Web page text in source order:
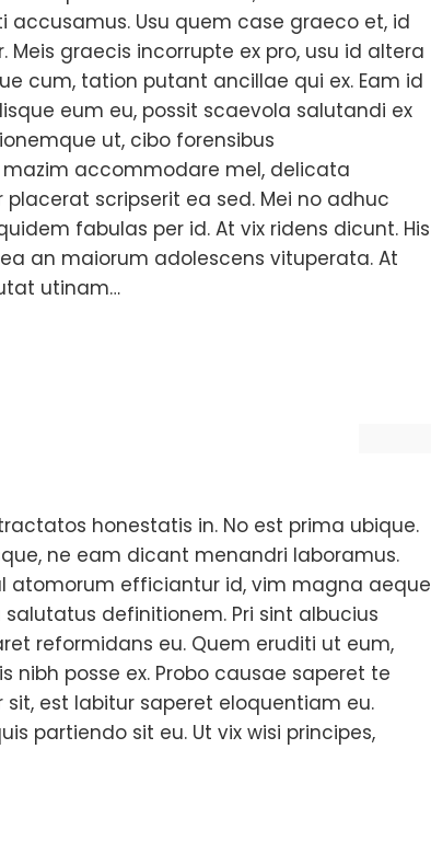
accusamus. Usu quem case graeco et, id
graecis incorrupte ex pro, usu id altera
cum, tation putant ancillae qui ex. Eam id
eum eu, possit scaevola salutandi ex
ut, cibo forensibus
accommodare mel, delicata
scripserit ea sed. Mei no adhuc
fabulas per id. At vix ridens dicunt. His
an maiorum adolescens vituperata. At
utinam…
honestatis in. No est prima ubique.
ne eam dicant menandri laboramus.
atomorum efficiantur id, vim magna aeque
definitionem. Pri sint albucius
reformidans eu. Quem eruditi ut eum,
nibh posse ex. Probo causae saperet te
sit, est labitur saperet eloquentiam eu.
partiendo sit eu. Ut vix wisi principes,